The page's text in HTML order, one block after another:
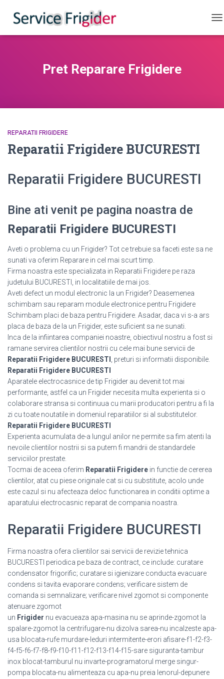
Pret Reparare Frigidere
REPARATII FRIGIDERE
Reparatii Frigidere BUCURESTI
Reparatii Frigidere BUCURESTI
Bine ati venit pe pagina noastra de
Reparatii Frigidere BUCURESTI
Aveti o problema cu un Frigider? Tot ce trebuie sa faceti este sa ne
sunati va oferim Reparare in cel mai scurt timp.
Firma noastra este specializata in Reparatii Frigidere pe raza
judetului BUCURESTI, in localitatiile de mai jos.
Aveti defect un modul electronic la un Frigider? Deasemenea
schimbam sau reparam module electronice pentru Frigidere
Schimbam placi de baza pentru Frigidere. Asadar, daca vi s-a ars
placa de baza de la un Frigider, este suficient sa ne sunati.
Inca de la infiintarea companiei noastre, obiectivul nostru a fost si
ramane servirea clientilor nostrii cu cele mai bune servicii de
Reparatii Frigidere BUCURESTI
, preturi si informatii disponibile.
Reparatii Frigidere BUCURESTI
Aparatele electrocasnice de tip Frigider au devenit tot mai
performante, astfel ca un Frigider necesita multa experienta si o
colaborare stransa si continuua cu marii producatori pentru a fi la
zi cu toate noutatile in domeniul reparatiilor si al substitutelor.
Reparatii Frigidere BUCURESTI
Experienta acumulata de-a lungul anilor ne permite sa fim atenti la
nevoile clientilor nostrii si sa putem fi mandrii de standardele
serviciilor prestate.
Tocmai de aceea oferim Reparatii Frigidere in functie de cererea
clientilor, atat cu piese originale cat si cu substitute, acolo unde
este cazul si nu afecteaza deloc functionarea in conditii optime a
aparatului electrocasnic reparat de compania noastra.
Reparatii Frigidere BUCURESTI
Firma noastra ofera clientilor sai servicii de revizie tehnica
BUCURESTI periodica pe baza de contract, ce include: curatare
condensator frigorific; curatare si igienizare conducta evacuare
condens si tavita evaporare condens; verificare sistem de
comanda si semnalizare; verificare nivel zgomot si componente
atenuare zgomot
un Frigider nu evacueaza apa-masina nu se aprinde-zgomot la
spalare-zgomot la centrifugare-nu dizolva sarea-nu incalzeste apa-
usa blocata-rufe murdare-leduri intermitente-erori afisare-f1-f2-f3-
f4-f5-f6-f7-f8-f9-f10-f11-f12-f13-f14-f15-sare siguranta-tambur
inox blocat-tamburul nu invarte-programatorul merge singur-
pompa blocata-nu alimenteaza cu apa-nu preia lenorul-depunere